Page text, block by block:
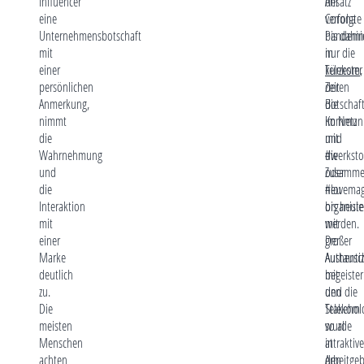
eine
Unternehmensbotschaft
mit
einer
persönlichen
Anmerkung,
nimmt
die
Wahrnehmung
und
die
Interaktion
mit
einer
Marke
deutlich
zu.
Die
meisten
Menschen
achten
Corona
in
kürzester
Zeit
die
und
die
neu
werden.
Der
mit
den
wurde
in
den
verfolgte
bis dahin
nur die
Telekom,
deren
im Netz
mit
oder
bis heute
mit
großer
und die
Telekom
so al